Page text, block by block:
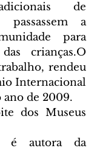
de
passassem a
para
crianças.O
rendeu
Internacional
ano de 2009.
dos Museus
é autora da